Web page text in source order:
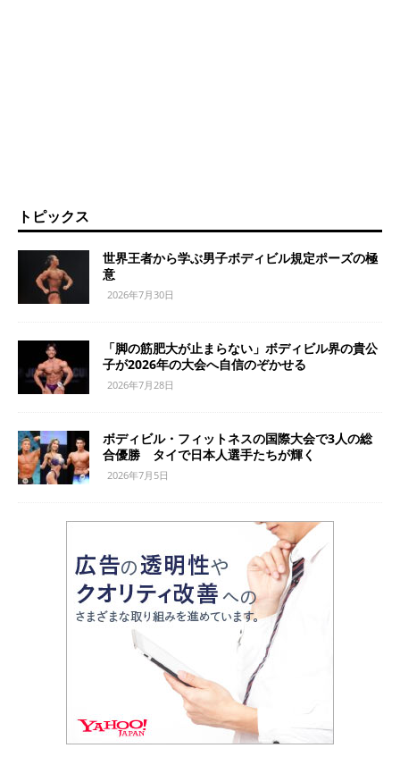
トピックス
世界王者から学ぶ男子ボディビル規定ポーズの極
意
2026年7月30日
「脚の筋肥大が止まらない」ボディビル界の貴公
子が2026年の大会へ自信のぞかせる
2026年7月28日
ボディビル・フィットネスの国際大会で3人の総
合優勝 タイで日本人選手たちが輝く
2026年7月5日